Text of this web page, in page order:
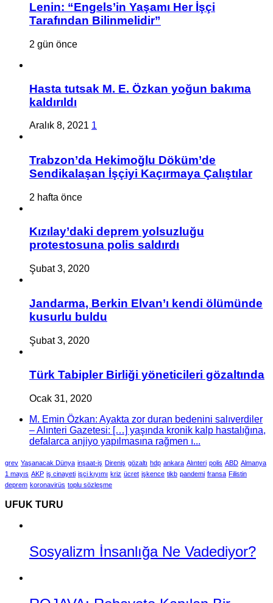
Lenin: “Engels’in Yaşamı Her İşçi
Tarafından Bilinmelidir”
2 gün önce
Hasta tutsak M. E. Özkan yoğun bakıma
kaldırıldı
Aralık 8, 2021 1
Trabzon’da Hekimoğlu Döküm’de
Sendikalaşan İşçiyi Kaçırmaya Çalıştılar
2 hafta önce
Kızılay’daki deprem yolsuzluğu
protestosuna polis saldırdı
Şubat 3, 2020
Jandarma, Berkin Elvan’ı kendi ölümünde
kusurlu buldu
Şubat 3, 2020
Türk Tabipler Birliği yöneticileri gözaltında
Ocak 31, 2020
M. Emin Özkan: Ayakta zor duran bedenini salıverdiler
– Alınteri Gazetesi: […] yaşında kronik kalp hastalığına,
defalarca anjiyo yapılmasına rağmen ı...
grev Yaşanacak Dünya inşaat-iş Direniş gözaltı hdp ankara Alınteri polis ABD Almanya
1 mayıs AKP iş cinayeti işçi kıyımı kriz ücret işkence tikb pandemi fransa Filistin
deprem koronavirüs toplu sözleşme
UFUK TURU
Sosyalizm İnsanlığa Ne Vadediyor?